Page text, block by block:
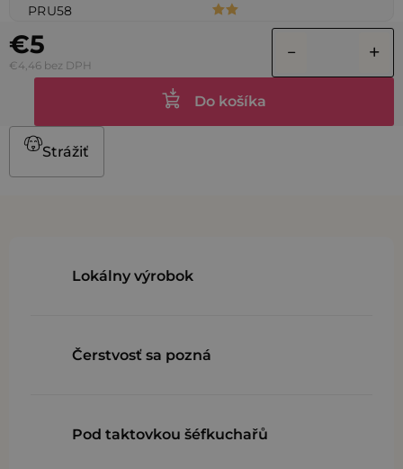
PRU58
€5
€4,46 bez DPH
Do košíka
Strážiť
Lokálny výrobok
Čerstvosť sa pozná
Pod taktovkou šéfkuchařů